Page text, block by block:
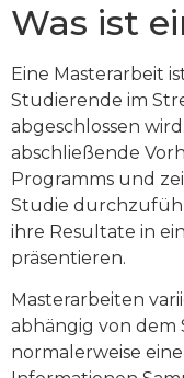
Was ist
Eine Masterarbeit
Studierende im
abgeschlossen
abschließende
Programms und
Studie
ihre Resultate in
präsentieren.
Masterarbeiten
abhängig von dem
normalerweise